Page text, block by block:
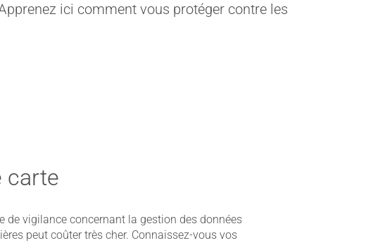
ici comment vous protéger contre les
carte
de vigilance concernant la gestion des données
peut coûter très cher. Connaissez-vous vos